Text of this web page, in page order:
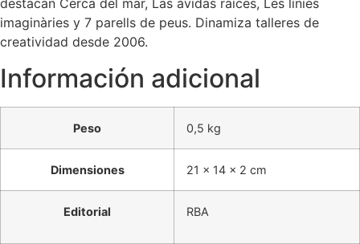
destacan Cerca del mar, Las ávidas raíces, Les línies
imaginàries y 7 parells de peus. Dinamiza talleres de
creatividad desde 2006.
Información adicional
Peso 0,5 kg
Dimensiones 21 × 14 × 2 cm
Editorial RBA